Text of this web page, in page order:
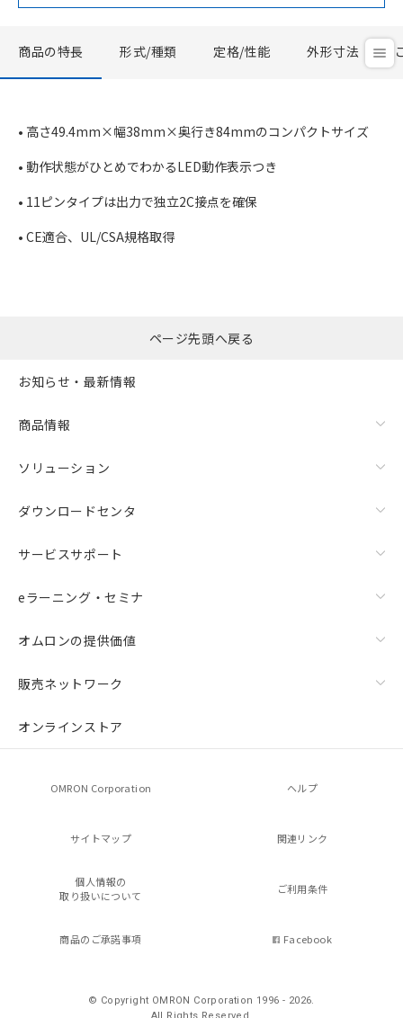
商品の特長 形式/種類 定格/性能 外形寸法
• 高さ49.4mm×幅38mm×奥行き84mmのコンパクトサイズ
• 動作状態がひとめでわかるLED動作表示つき
• 11ピンタイプは出力で独立2C接点を確保
• CE適合、UL/CSA規格取得
ページ先頭へ戻る
お知らせ・最新情報
商品情報
ソリューション
ダウンロードセンタ
サービスサポート
eラーニング・セミナ
オムロンの提供価値
販売ネットワーク
オンラインストア
OMRON Corporation ヘルプ
サイトマップ 関連リンク
個人情報の
取り扱いについて
ご利用条件
商品のご承諾事項 Facebook
© Copyright OMRON Corporation 1996 - 2026.